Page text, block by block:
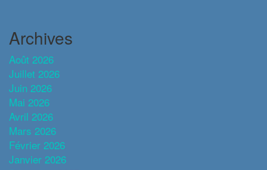
Archives
Août 2026
Juillet 2026
Juin 2026
Mai 2026
Avril 2026
Mars 2026
Février 2026
Janvier 2026